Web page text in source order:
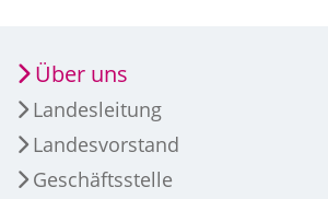
Über uns
Landesleitung
Landesvorstand
Geschäftsstelle